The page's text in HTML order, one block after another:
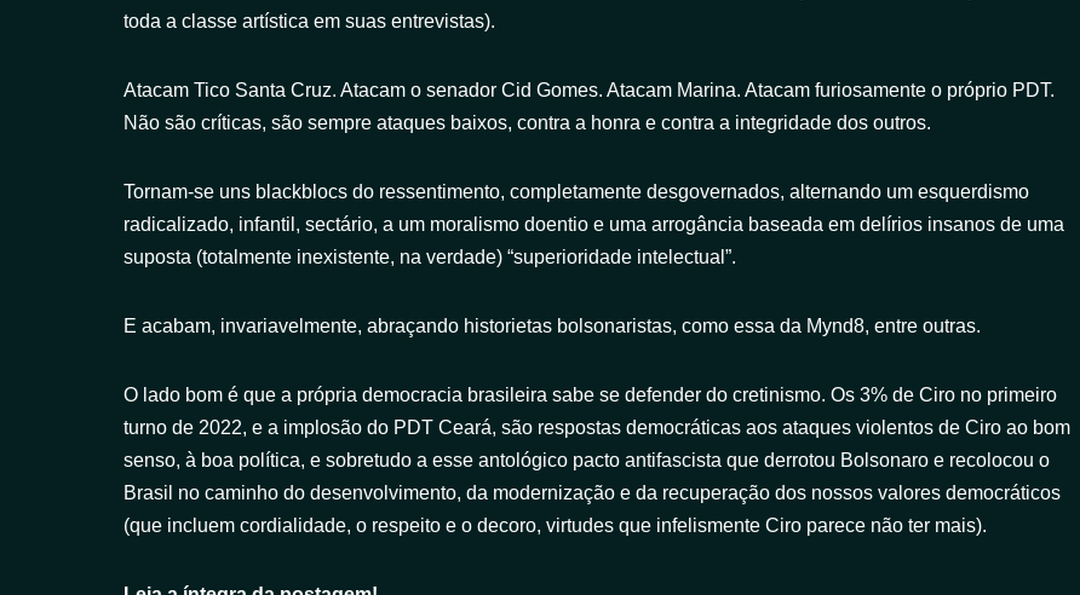
toda a classe artística em suas entrevistas).
Atacam Tico Santa Cruz. Atacam o senador Cid Gomes. Atacam Marina. Atacam furiosamente o próprio PDT.
Não são críticas, são sempre ataques baixos, contra a honra e contra a integridade dos outros.
Tornam-se uns blackblocs do ressentimento, completamente desgovernados, alternando um esquerdismo
radicalizado, infantil, sectário, a um moralismo doentio e uma arrogância baseada em delírios insanos de uma
suposta (totalmente inexistente, na verdade) “superioridade intelectual”.
E acabam, invariavelmente, abraçando historietas bolsonaristas, como essa da Mynd8, entre outras.
O lado bom é que a própria democracia brasileira sabe se defender do cretinismo. Os 3% de Ciro no primeiro
turno de 2022, e a implosão do PDT Ceará, são respostas democráticas aos ataques violentos de Ciro ao bom
senso, à boa política, e sobretudo a esse antológico pacto antifascista que derrotou Bolsonaro e recolocou o
Brasil no caminho do desenvolvimento, da modernização e da recuperação dos nossos valores democráticos
(que incluem cordialidade, o respeito e o decoro, virtudes que infelismente Ciro parece não ter mais).